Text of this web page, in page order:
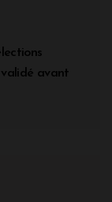
validé avant